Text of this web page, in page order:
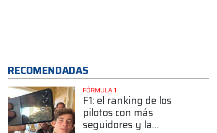
RECOMENDADAS
FÓRMULA 1
F1: el ranking de los
pilotos con más
seguidores y la